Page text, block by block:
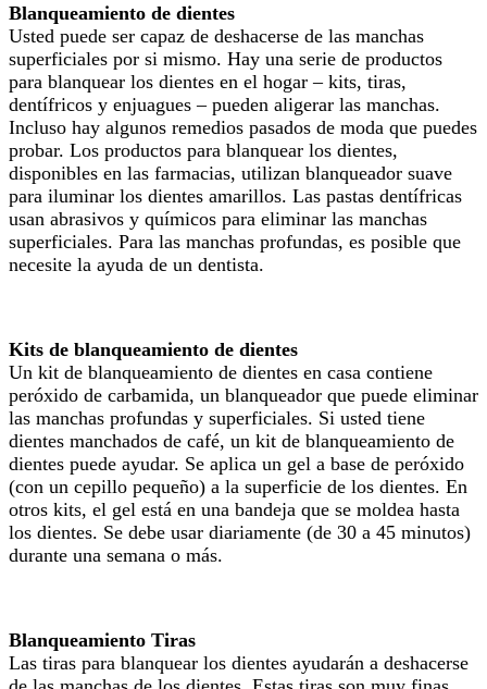
Blanqueamiento de dientes
Usted puede ser capaz de deshacerse de las manchas
superficiales por si mismo. Hay una serie de productos
para blanquear los dientes en el hogar – kits, tiras,
dentífricos y enjuagues – pueden aligerar las manchas.
Incluso hay algunos remedios pasados de moda que puedes
probar. Los productos para blanquear los dientes,
disponibles en las farmacias, utilizan blanqueador suave
para iluminar los dientes amarillos. Las pastas dentífricas
usan abrasivos y químicos para eliminar las manchas
superficiales. Para las manchas profundas, es posible que
necesite la ayuda de un dentista.
Kits de blanqueamiento de dientes
Un kit de blanqueamiento de dientes en casa contiene
peróxido de carbamida, un blanqueador que puede eliminar
las manchas profundas y superficiales. Si usted tiene
dientes manchados de café, un kit de blanqueamiento de
dientes puede ayudar. Se aplica un gel a base de peróxido
(con un cepillo pequeño) a la superficie de los dientes. En
otros kits, el gel está en una bandeja que se moldea hasta
los dientes. Se debe usar diariamente (de 30 a 45 minutos)
durante una semana o más.
Blanqueamiento Tiras
Las tiras para blanquear los dientes ayudarán a deshacerse